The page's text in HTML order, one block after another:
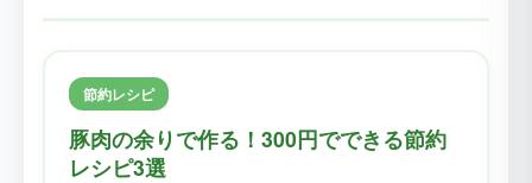
節約レシピ
豚肉の余りで作る！300円でできる節約
レシピ3選